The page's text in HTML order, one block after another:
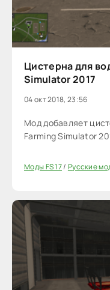
Цистерна для
Simulator 2017
04 окт 2018, 23:56
Мод добавляет
Farming Simulator
Моды FS 17/ Русские